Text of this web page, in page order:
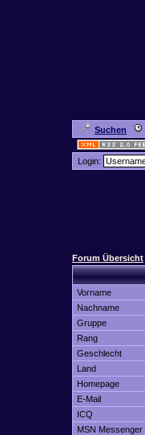
Suchen
Login:
Forum Übersicht
Vorname
Nachname
Gruppe
Rang
Geschlecht
Land
Homepage
E-Mail
ICQ
MSN Messenger